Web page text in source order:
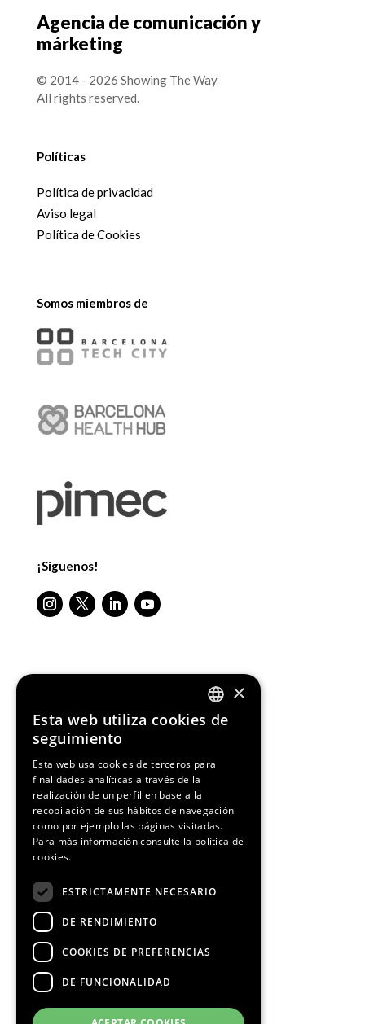
Agencia de comunicación y
márketing
© 2014 - 2026 Showing The Way
All rights reserved.
Políticas
Política de privacidad
Aviso legal
Política de Cookies
Somos miembros de
¡Síguenos!
ENGLISH
×
Esta web utiliza cookies de
seguimiento
Esta web usa cookies de terceros para
finalidades analíticas a través de la
realización de un perfil en base a la
recopilación de sus hábitos de navegación
como por ejemplo las páginas visitadas.
Para más información consulte la política de
cookies.
ESTRICTAMENTE NECESARIO
DE RENDIMIENTO
COOKIES DE PREFERENCIAS
DE FUNCIONALIDAD